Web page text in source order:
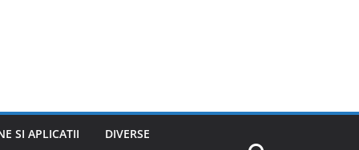
SI APLICATII DIVERSE